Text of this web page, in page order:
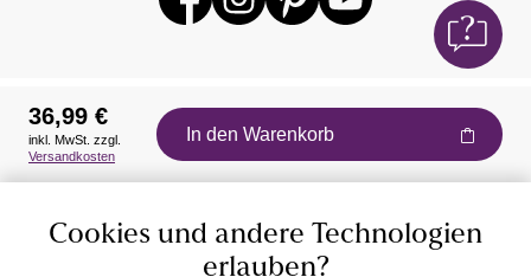
Auszeichnungen
36,99 €
inkl. MwSt. zzgl.
Versandkosten
In den Warenkorb
Cookies und andere Technologien
erlauben?